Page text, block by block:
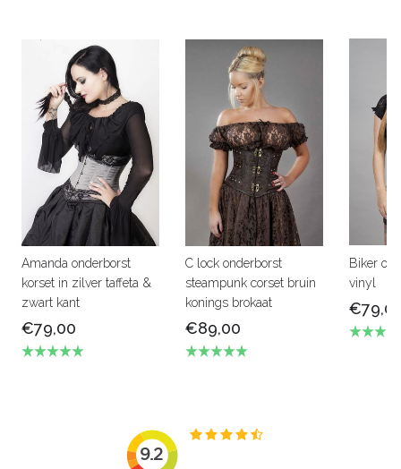
Amanda onderborst
korset in zilver taffeta &
zwart kant
€79,00
C lock onderborst
steampunk corset bruin
konings brokaat
€89,00
Biker
vinyl